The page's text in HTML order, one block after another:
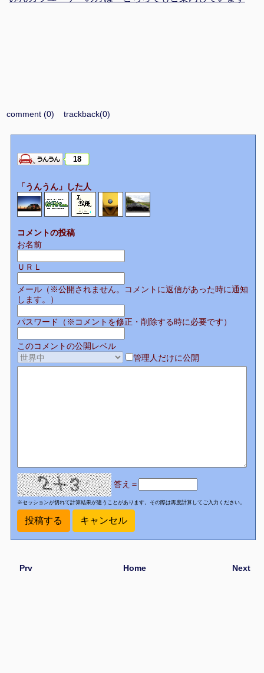
comment (0) trackback(0)
18
「うんうん」した人
コメントの投稿
お名前
ＵＲＬ
メール（※公開されません。コメントに返信があった時に通知
します。）
パスワード（※コメントを修正・削除する時に必要です）
このコメントの公開レベル
管理人だけに公開
答え＝
※セッションが切れて計算結果が違うことがあります。その際は再度計算してご入力ください。
Prv Next
Home